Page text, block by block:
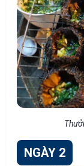
NGÀY 2